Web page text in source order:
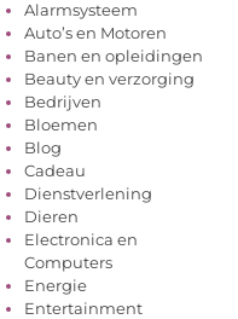
Alarmsysteem
Auto’s en Motoren
Banen en opleidingen
Beauty en verzorging
Bedrijven
Bloemen
Blog
Cadeau
Dienstverlening
Dieren
Electronica en
Computers
Energie
Entertainment